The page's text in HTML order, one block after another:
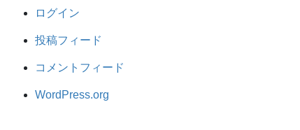
ログイン
投稿フィード
コメントフィード
WordPress.org